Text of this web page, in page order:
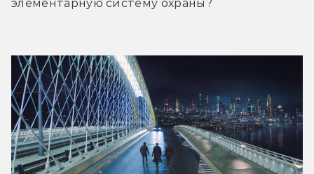
элементарную систему охраны?